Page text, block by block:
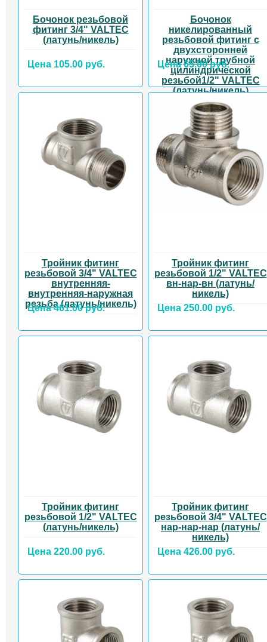
Бочонок резьбовой
фитинг 3/4" VALTEC
(латунь/никель)
Цена 105.00 руб.
Бочонок
никелированный
резьбовой фитинг с
двухсторонней
наружной трубной
цилиндрической
резьбой1/2" VALTEC
(латунь/никель)
Цена 65.00 руб.
Тройник фитинг
резьбовой 3/4" VALTEC
внутренняя-
внутренняя-наружная
резьба (латунь/никель)
Цена 461.00 руб.
Тройник фитинг
резьбовой 1/2" VALTEC
вн-нар-вн (латунь/
никель)
Цена 250.00 руб.
Тройник фитинг
резьбовой 1/2" VALTEC
(латунь/никель)
Цена 220.00 руб.
Тройник фитинг
резьбовой 3/4" VALTEC
нар-нар-нар (латунь/
никель)
Цена 426.00 руб.